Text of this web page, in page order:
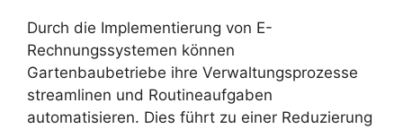
Durch die Implementierung von E-
Rechnungssystemen können
Gartenbaubetriebe ihre Verwaltungsprozesse
streamlinen und Routineaufgaben
automatisieren. Dies führt zu einer Reduzierung